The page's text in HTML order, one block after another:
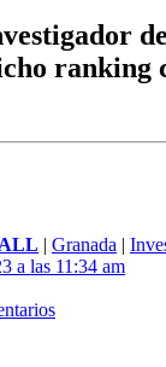
ranking
| Granada |
a las 11:34 am